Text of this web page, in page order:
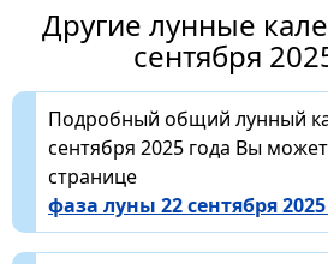
Другие лунные
сентября
Подробный общий лунный
сентября 2025 года Вы
странице
фаза луны 22 сентября